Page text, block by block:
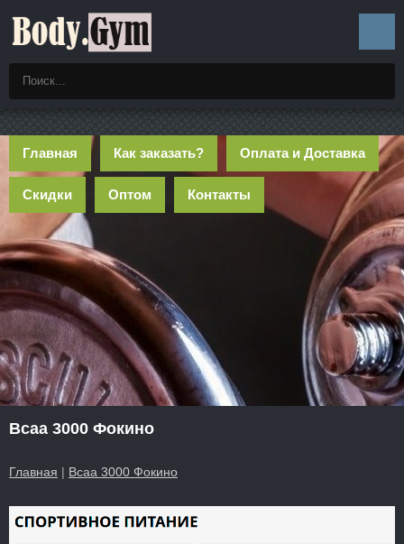
Главная Как заказать? Оплата и Доставка
Скидки Оптом Контакты
Bcaa 3000 Фокино
Главная | Bcaa 3000 Фокино